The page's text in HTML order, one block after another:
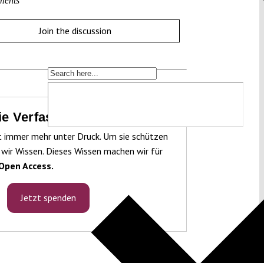
Join the discussion
Verfassung zu schützen!
immer mehr unter Druck. Um sie schützen
Wissen. Dieses Wissen machen wir für
Access.
Jetzt spenden